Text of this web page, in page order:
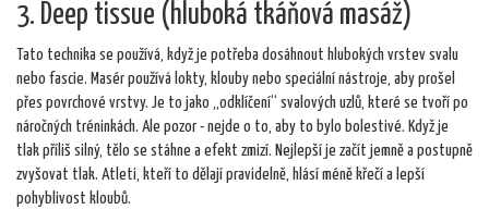
3. Deep tissue (hluboká tkáňová masáž)
Tato technika se používá, když je potřeba dosáhnout hlubokých vrstev svalu
nebo fascie. Masér používá lokty, klouby nebo speciální nástroje, aby prošel
přes povrchové vrstvy. Je to jako „odklíčení“ svalových uzlů, které se tvoří po
náročných tréninkách. Ale pozor - nejde o to, aby to bylo bolestivé. Když je
tlak příliš silný, tělo se stáhne a efekt zmizí. Nejlepší je začít jemně a postupně
zvyšovat tlak. Atleti, kteří to dělají pravidelně, hlásí méně křečí a lepší
pohyblivost kloubů.